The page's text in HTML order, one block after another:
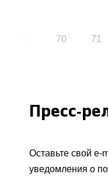
70 71
Пресс-
Оставьте свой e-
уведомления о